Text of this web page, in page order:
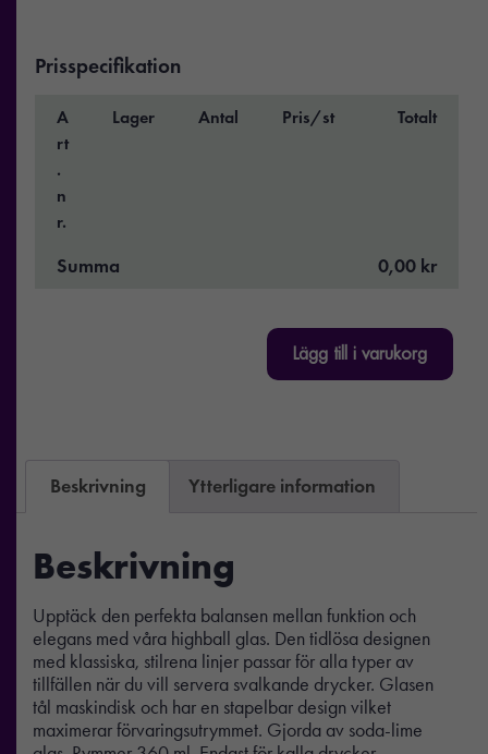
Prisspecifikation
A
rt
.
n
r.
Lager Antal Pris/st Totalt
Summa 0,00 kr
Lägg till i varukorg
Beskrivning Ytterligare information
Beskrivning
Upptäck den perfekta balansen mellan funktion och
elegans med våra highball glas. Den tidlösa designen
med klassiska, stilrena linjer passar för alla typer av
tillfällen när du vill servera svalkande drycker. Glasen
tål maskindisk och har en stapelbar design vilket
maximerar förvaringsutrymmet. Gjorda av soda-lime